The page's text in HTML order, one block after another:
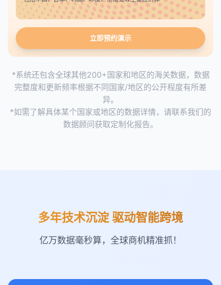
吉尔吉斯斯坦 老挝 黎巴嫩 马来西亚
马尔代夫 蒙古 缅甸 尼泊尔
泰国 东帝汶 土耳其 土库曼斯坦
立即预约演示
*系统还包含全球其他200+国家和地区的海关数据，数据
完整度和更新频率根据不同国家/地区的公开程度有所差
异。
*如需了解具体某个国家或地区的数据详情，请联系我们的
数据顾问获取定制化报告。
多年技术沉淀 驱动智能跨境
亿万数据毫秒算，全球商机精准抓！